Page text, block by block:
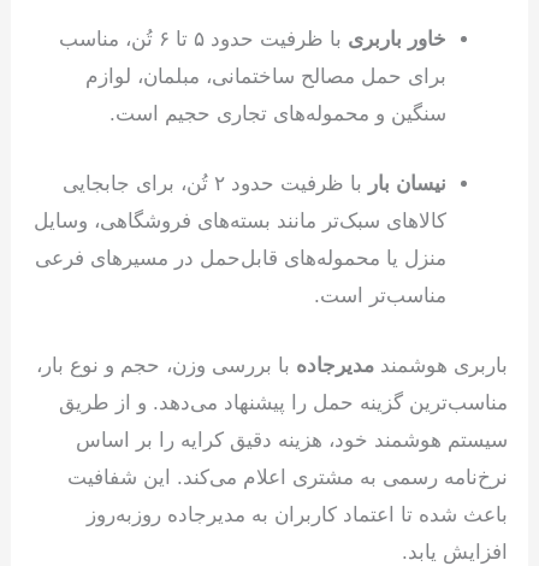
خاور باربری
با ظرفیت حدود ۵ تا ۶ تُن، مناسب
برای حمل مصالح ساختمانی، مبلمان، لوازم
سنگین و محموله‌های تجاری حجیم است.
نیسان بار
با ظرفیت حدود ۲ تُن، برای جابجایی
کالاهای سبک‌تر مانند بسته‌های فروشگاهی، وسایل
منزل یا محموله‌های قابل‌حمل در مسیرهای فرعی
مناسب‌تر است.
باربری هوشمندمدیرجاده با بررسی وزن، حجم و نوع بار،
مناسب‌ترین گزینه حمل را پیشنهاد می‌دهد. و از طریق
سیستم هوشمند خود، هزینه دقیق کرایه را بر اساس
نرخ‌نامه رسمی به مشتری اعلام می‌کند. این شفافیت
باعث شده تا اعتماد کاربران به مدیرجاده روزبه‌روز
افزایش یابد.